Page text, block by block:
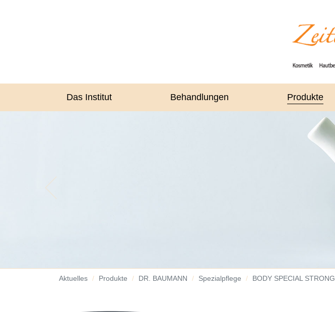
Das Institut Behandlungen Produkte
Aktuelles Produkte DR. BAUMANN Spezialpflege BODY SPECIAL STRONG